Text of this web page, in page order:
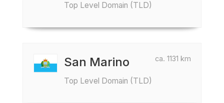
Top Level Domain (TLD)
ca. 1131 km
San Marino
Top Level Domain (TLD)